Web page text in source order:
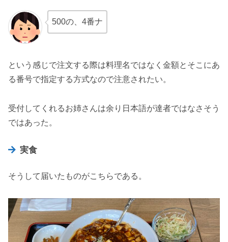
500の、4番ナ
という感じで注文する際は料理名ではなく金額とそこにあ
る番号で指定する方式なので注意されたい。
受付してくれるお姉さんは余り日本語が達者ではなさそう
ではあった。
実食
そうして届いたものがこちらである。